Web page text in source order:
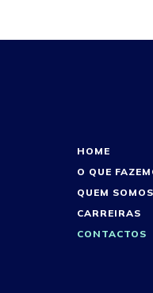
HOME
O QUE
QUEM SOMOS
CARREIRAS
CONTACTOS